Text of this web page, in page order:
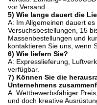
vor Versand.
5) Wie lange dauert die
A: Im Allgemeinen dauert
Versuchsbestellungen, 15
Massenbestellungen und
kontaktieren Sie uns, wenn
6) Wie liefern Sie?
A: Expresslieferung,
verfügbar.
7) Können Sie die
Unternehmens
A: Wettbewerbsfähiger
und doch kreative